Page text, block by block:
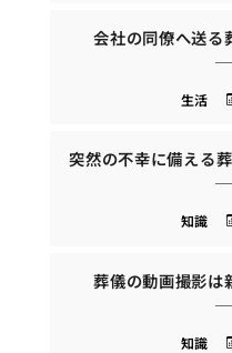
会社の同僚へ送る
生活
突然の不幸に備える
知識
葬儀の動画撮影は
知識